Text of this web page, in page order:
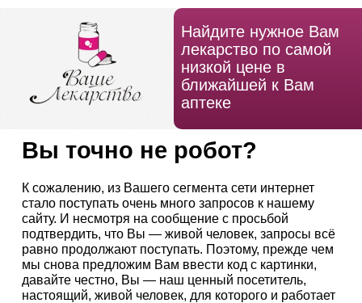
Найдите нужное Вам
лекарство по самой
низкой цене в
ближайшей к Вам
аптеке
Вы точно не робот?
К сожалению, из Вашего сегмента сети интернет
стало поступать очень много запросов к нашему
сайту. И несмотря на сообщение с просьбой
подтвердить, что Вы — живой человек, запросы всё
равно продолжают поступать. Поэтому, прежде чем
мы снова предложим Вам ввести код с картинки,
давайте честно, Вы — наш ценный посетитель,
настоящий, живой человек, для которого и работает